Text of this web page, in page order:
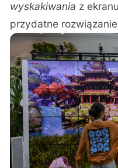
wyskakiwania z
przydatne